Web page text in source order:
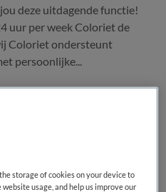
deze uitdagende functie!
uur per week Coloriet de
Coloriet ondersteunt
persoonlijke...
Lelystad
storage of cookies on your device to
usage, and help us improve our